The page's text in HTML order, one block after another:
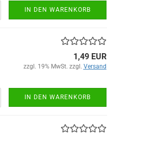
IN DEN WARENKORB
1,49 EUR
zzgl. 19% MwSt. zzgl. Versand
IN DEN WARENKORB